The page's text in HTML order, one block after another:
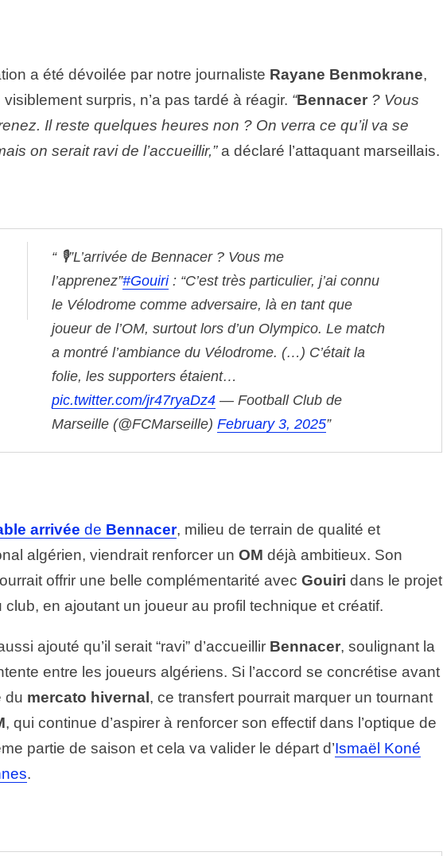
a été dévoilée par notre journaliste Rayane Benmokrane,
visiblement surpris, n’a pas tardé à réagir. “Bennacer ? Vous
Il reste quelques heures non ? On verra ce qu’il va se
on serait ravi de l’accueillir,”a déclaré l’attaquant marseillais.
🎙️”L’arrivée de Bennacer ? Vous me
l’apprenez”#Gouiri: “C’est très particulier, j’ai connu
le Vélodrome comme adversaire, là en tant que
joueur de l’OM, surtout lors d’un Olympico. Le match
a montré l’ambiance du Vélodrome. (…) C’était la
folie, les supporters étaient…
pic.twitter.com/jr47ryaDz4 — Football Club de
Marseille (@FCMarseille) February 3, 2025
arrivée de Bennacer, milieu de terrain de qualité et
algérien, viendrait renforcer un OM déjà ambitieux. Son
offrir une belle complémentarité avec Gouiri dans le projet
club, en ajoutant un joueur au profil technique et créatif.
ajouté qu’il serait “ravi” d’accueillir Bennacer, soulignant la
entre les joueurs algériens. Si l’accord se concrétise avant
du mercato hivernal , ce transfert pourrait marquer un tournant
, qui continue d’aspirer à renforcer son effectif dans l’optique de
partie de saison et cela va valider le départ d’Ismaël Koné
.